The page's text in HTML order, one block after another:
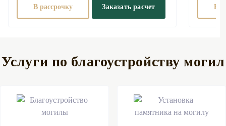
В рассрочку Заказать расчет В
Услуги по благоустройству могил